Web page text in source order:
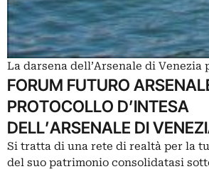
La darsena dell’Arsenale di
FORUM FUTURO
PROTOCOLLO D’INTESA
DELL’ARSENALE DI
Si tratta di una rete di realtà per la
del suo patrimonio consolidatasi